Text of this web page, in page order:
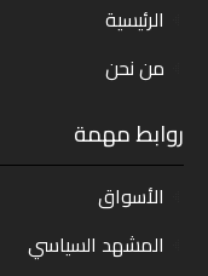
الرئيسية
من نحن
روابط مهمة
الأسواق
المشهد السياسي